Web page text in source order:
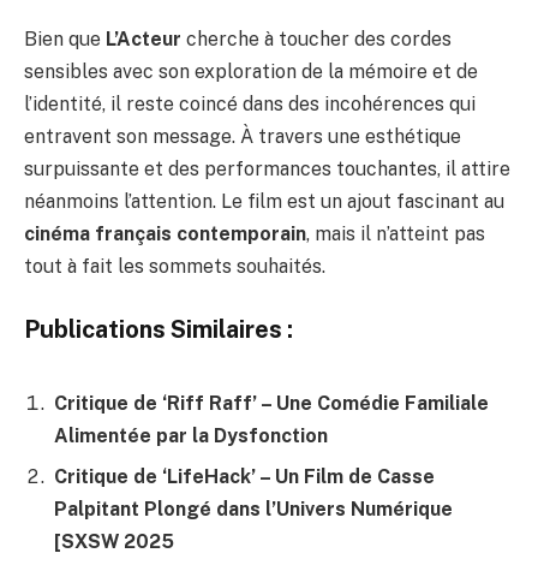
Bien que L’Acteur cherche à toucher des cordes
sensibles avec son exploration de la mémoire et de
l’identité, il reste coincé dans des incohérences qui
entravent son message. À travers une esthétique
surpuissante et des performances touchantes, il attire
néanmoins l’attention. Le film est un ajout fascinant au
cinéma français contemporain, mais il n’atteint pas
tout à fait les sommets souhaités.
Publications Similaires :
Critique de ‘Riff Raff’ – Une Comédie Familiale
Alimentée par la Dysfonction
Critique de ‘LifeHack’ – Un Film de Casse
Palpitant Plongé dans l’Univers Numérique
[SXSW 2025